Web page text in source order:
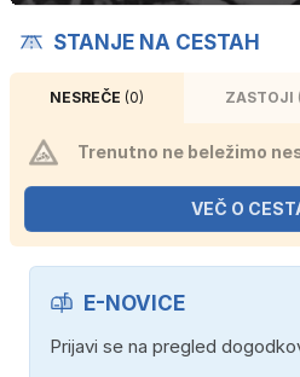
STANJE NA CESTAH
NESREČE (0) ZASTOJI
Trenutno ne beležimo
VEČ O
E-NOVICE
Prijavi se na pregled